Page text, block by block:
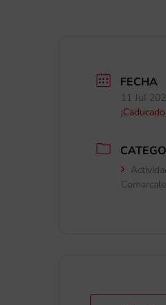
FECHA
11 Jul
¡Caducado!